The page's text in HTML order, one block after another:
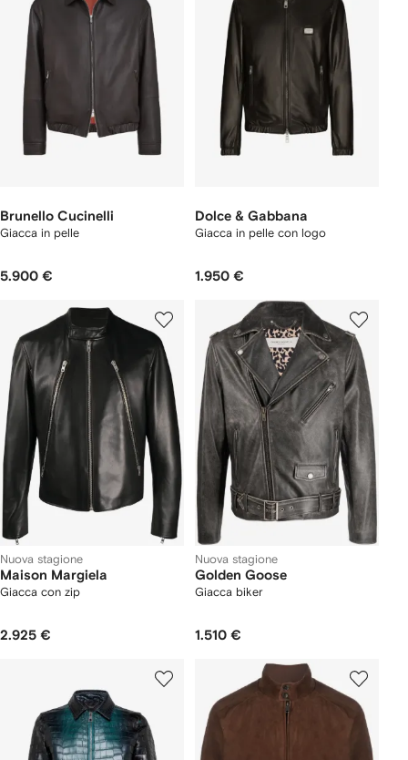
Brunello Cucinelli
Giacca in pelle
5.900 €
Dolce & Gabbana
Giacca in pelle con logo
1.950 €
Nuova stagione
Maison Margiela
Giacca con zip
2.925 €
Nuova stagione
Golden Goose
Giacca biker
1.510 €